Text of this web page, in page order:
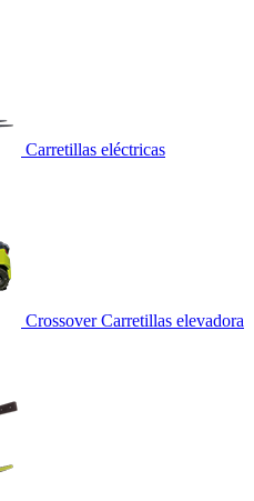
Carretillas eléctricas
Crossover Carretillas elevadora